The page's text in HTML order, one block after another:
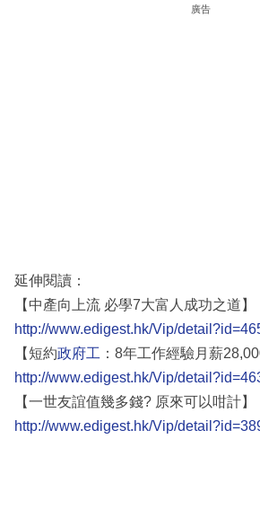
廣告
延伸閱讀：
【中產向上流 必學7大富人成功之道】
http://www.edigest.hk/Vip/
【短約政府工 ：8年工作經驗月薪
http://www.edigest.hk/Vip/
【一世友誼值幾多錢? 原來可以咁計】
http://www.edigest.hk/Vip/